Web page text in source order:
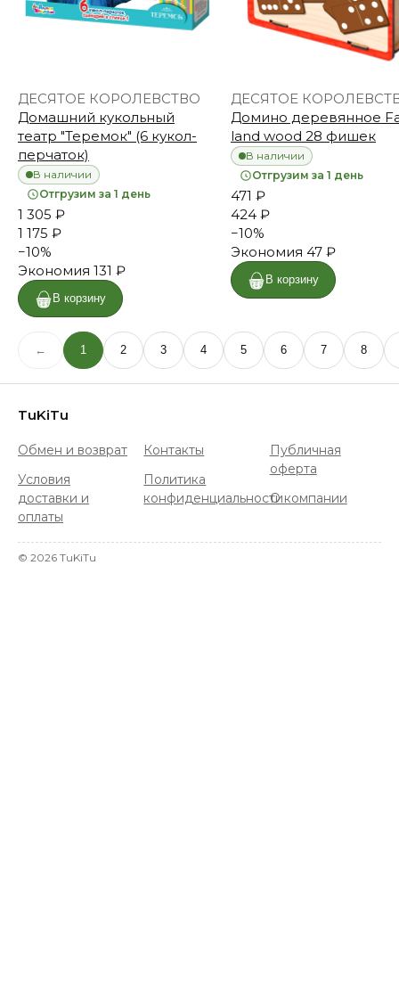
ДЕСЯТОЕ КОРОЛЕВСТВО
Домашний кукольный
театр "Теремок" (6 кукол-
перчаток)
В наличии
Отгрузим за 1 день
1 305 ₽
1 175 ₽
−10%
Экономия 131 ₽
В корзину
ДЕСЯТОЕ
Домино деревянное
land wood 28 фишек
В наличии
Отгрузим за 1 день
471 ₽
424 ₽
−10%
Экономия 47 ₽
В корзину
← 1 2 3 4 5 6 7 8
TuKiTu
Обмен и возврат
Условия
доставки и
оплаты
Контакты
Политика
конфиденциальности
Публичная
оферта
О компании
© 2026 TuKiTu